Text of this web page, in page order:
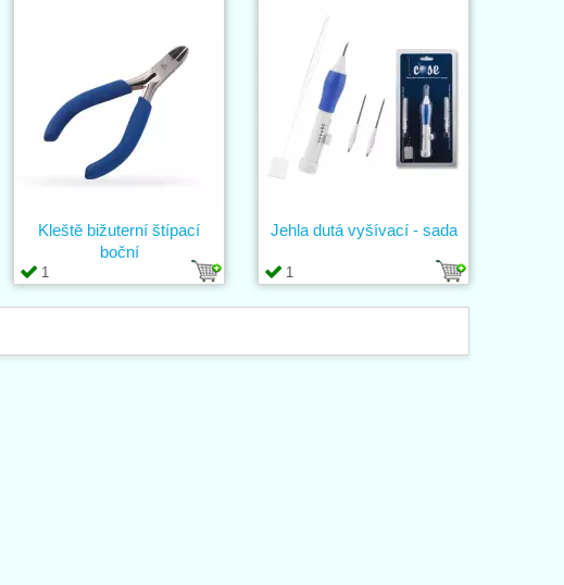
1
Kleště bižuterní štípací
boční
1
Jehla dutá vyšívací - sada